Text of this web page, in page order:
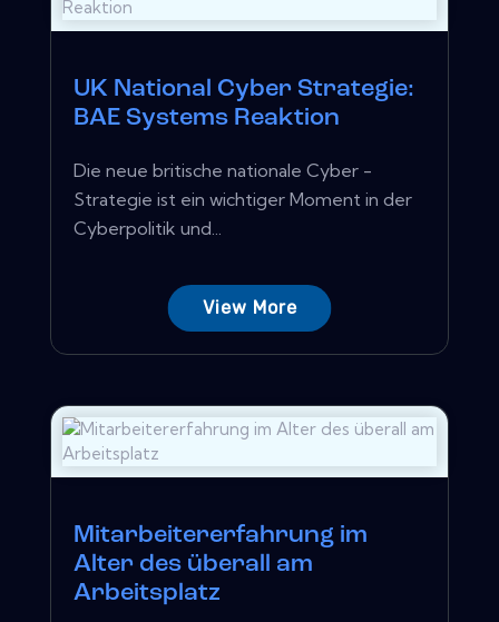
UK National Cyber ​​Strategie:
BAE Systems Reaktion
Die neue britische nationale Cyber ​​-
Strategie ist ein wichtiger Moment in der
Cyberpolitik und...
View More
Mitarbeitererfahrung im
Alter des überall am
Arbeitsplatz